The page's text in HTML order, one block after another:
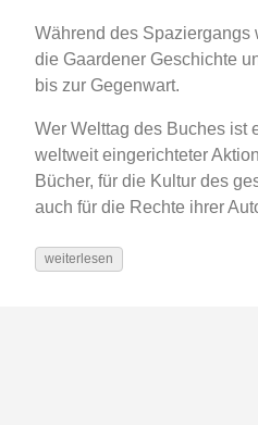
Während des Spaziergangs
die Gaardener Geschichte
bis zur Gegenwart.
Wer Welttag des Buches ist
weltweit eingerichteter
Bücher, für die Kultur des
auch für die Rechte ihrer
weiterlesen